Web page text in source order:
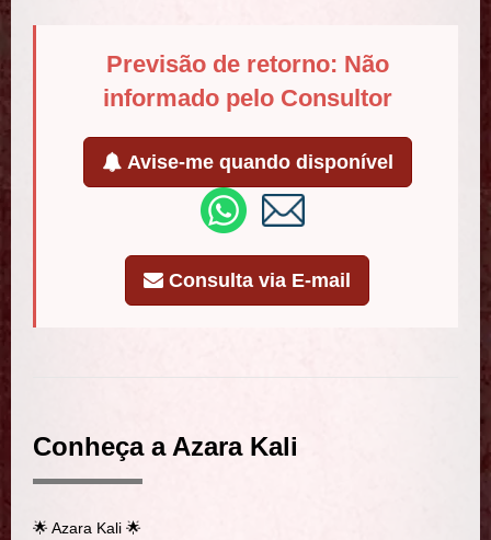
Previsão de retorno: Não
informado pelo Consultor
Avise-me quando disponível
Consulta via E-mail
Conheça a Azara Kali
🌟 Azara Kali 🌟